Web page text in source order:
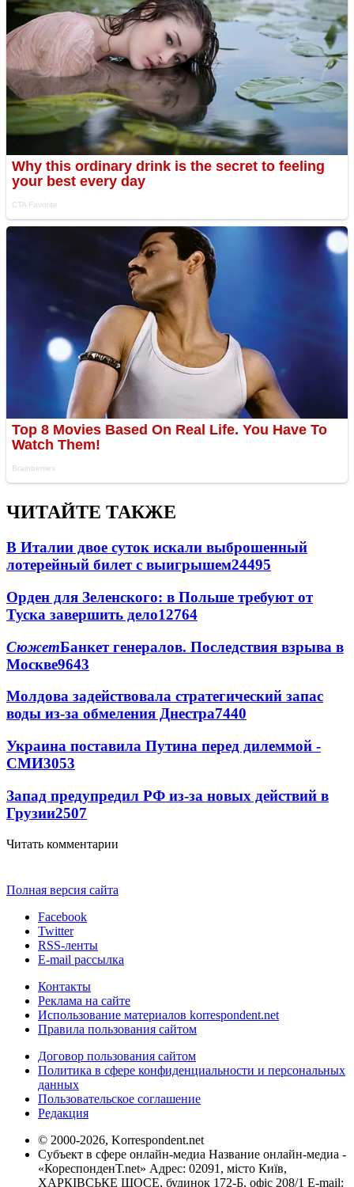
ЧИТАЙТЕ ТАКЖЕ
В Италии двое суток искали выброшенный
лотерейный билет с выигрышем24495
Орден для Зеленского: в Польше требуют от
Туска завершить дело12764
СюжетБанкет генералов. Последствия взрыва в
Москве9643
Молдова задействовала стратегический запас
воды из-за обмеления Днестра7440
Украина поставила Путина перед дилеммой -
СМИ3053
Запад предупредил РФ из-за новых действий в
Грузии2507
Читать комментарии
Полная версия сайта
Facebook
Twitter
RSS-ленты
E-mail рассылка
Контакты
Реклама на сайте
Использование материалов korrespondent.net
Правила пользования сайтом
Договор пользования сайтом
Политика в сфере конфиденциальности и персональных
данных
Пользовательское соглашение
Редакция
© 2000-2026, Korrespondent.net
Субъект в сфере онлайн-медиа Название онлайн-медиа -
«КореспонденТ.net» Адрес: 02091, місто Київ,
ХАРКІВСЬКЕ ШОСЕ, будинок 172-Б, офіс 208/1 E-mail: